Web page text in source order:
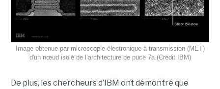
Image obtenue par microscopie électronique à transmission (MET)
d'un nœud isolé de l’architecture de puce 7a.(Crédit IBM)
De plus, les chercheurs d’IBM ont démontré que